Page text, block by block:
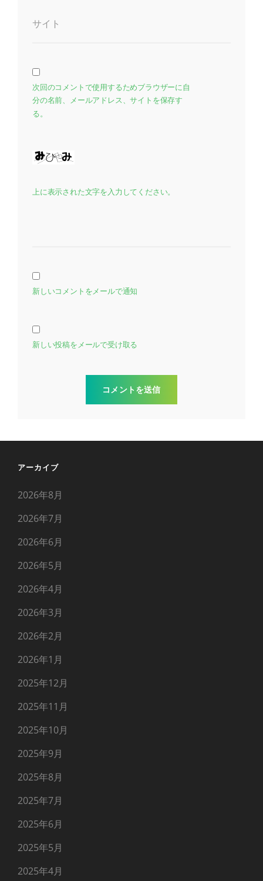
サイト
次回のコメントで使用するためブラウザーに自
分の名前、メールアドレス、サイトを保存す
る。
上に表示された文字を入力してください。
新しいコメントをメールで通知
新しい投稿をメールで受け取る
アーカイブ
2026年8月
2026年7月
2026年6月
2026年5月
2026年4月
2026年3月
2026年2月
2026年1月
2025年12月
2025年11月
2025年10月
2025年9月
2025年8月
2025年7月
2025年6月
2025年5月
2025年4月